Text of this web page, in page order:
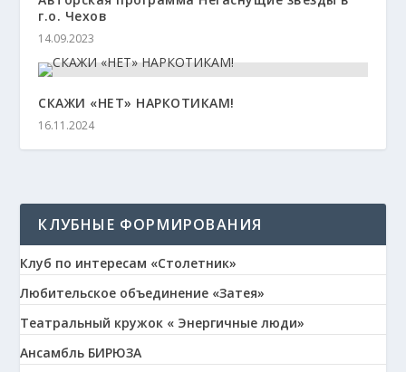
г.о. Чехов
14.09.2023
СКАЖИ «НЕТ» НАРКОТИКАМ!
16.11.2024
КЛУБНЫЕ ФОРМИРОВАНИЯ
Клуб по интересам «Столетник»
Любительское объединение «Затея»
Театральный кружок « Энергичные люди»
Ансамбль БИРЮЗА